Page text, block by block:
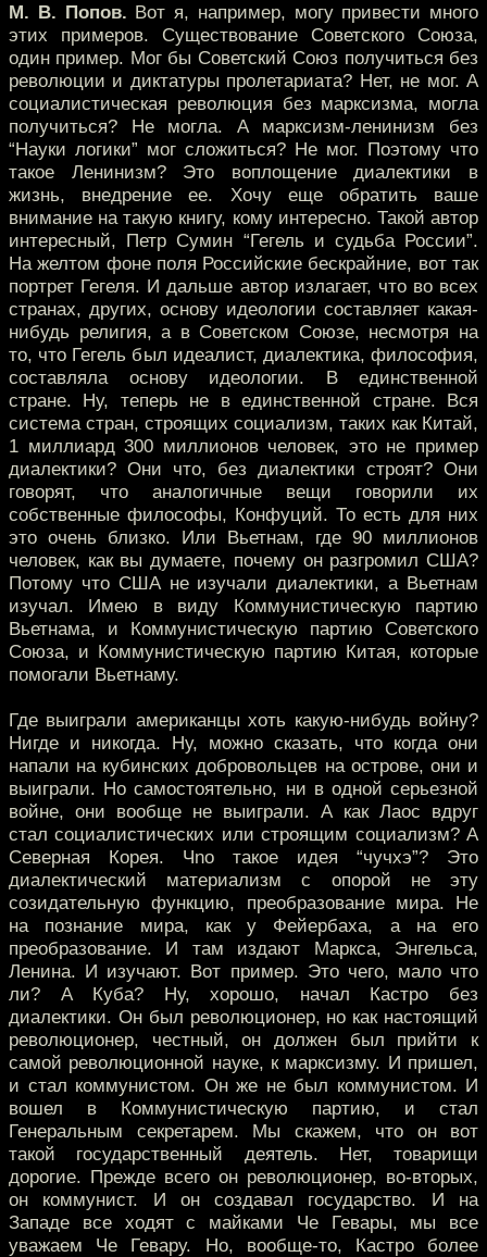
М. В. Попов. Вот я, например, могу привести много
этих примеров. Существование Советского Союза,
один пример. Мог бы Советский Союз получиться без
революции и диктатуры пролетариата? Нет, не мог. А
социалистическая революция без марксизма, могла
получиться? Не могла. А марксизм-ленинизм без
“Науки логики” мог сложиться? Не мог. Поэтому что
такое Ленинизм? Это воплощение диалектики в
жизнь, внедрение ее. Хочу еще обратить ваше
внимание на такую книгу, кому интересно. Такой автор
интересный, Петр Сумин “Гегель и судьба России”.
На желтом фоне поля Российские бескрайние, вот так
портрет Гегеля. И дальше автор излагает, что во всех
странах, других, основу идеологии составляет какая-
нибудь религия, а в Советском Союзе, несмотря на
то, что Гегель был идеалист, диалектика, философия,
составляла основу идеологии. В единственной
стране. Ну, теперь не в единственной стране. Вся
система стран, строящих социализм, таких как Китай,
1 миллиард 300 миллионов человек, это не пример
диалектики? Они что, без диалектики строят? Они
говорят, что аналогичные вещи говорили их
собственные философы, Конфуций. То есть для них
это очень близко. Или Вьетнам, где 90 миллионов
человек, как вы думаете, почему он разгромил США?
Потому что США не изучали диалектики, а Вьетнам
изучал. Имею в виду Коммунистическую партию
Вьетнама, и Коммунистическую партию Советского
Союза, и Коммунистическую партию Китая, которые
помогали Вьетнаму.
Где выиграли американцы хоть какую-нибудь войну?
Нигде и никогда. Ну, можно сказать, что когда они
напали на кубинских добровольцев на острове, они и
выиграли. Но самостоятельно, ни в одной серьезной
войне, они вообще не выиграли. А как Лаос вдруг
стал социалистических или строящим социализм? А
Северная Корея. Чnо такое идея “чучхэ”? Это
диалектический материализм с опорой не эту
созидательную функцию, преобразование мира. Не
на познание мира, как у Фейербаха, а на его
преобразование. И там издают Маркса, Энгельса,
Ленина. И изучают. Вот пример. Это чего, мало что
ли? А Куба? Ну, хорошо, начал Кастро без
диалектики. Он был революционер, но как настоящий
революционер, честный, он должен был прийти к
самой революционной науке, к марксизму. И пришел,
и стал коммунистом. Он же не был коммунистом. И
вошел в Коммунистическую партию, и стал
Генеральным секретарем. Мы скажем, что он вот
такой государственный деятель. Нет, товарищи
дорогие. Прежде всего он революционер, во-вторых,
он коммунист. И он создавал государство. И на
Западе все ходят с майками Че Гевары, мы все
уважаем Че Гевару. Но, вообще-то, Кастро более